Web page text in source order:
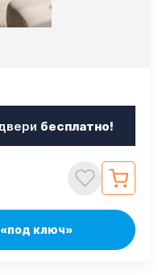
бесплатно!
«под ключ»